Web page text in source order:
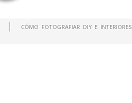
CÓMO FOTOGRAFIAR DIY E INTERIORES